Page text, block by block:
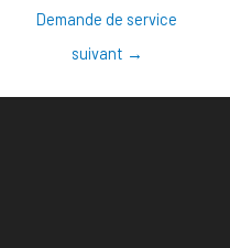
Demande de service
suivant →